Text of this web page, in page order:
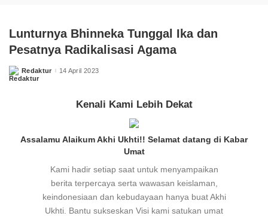
Lunturnya Bhinneka Tunggal Ika dan
Pesatnya Radikalisasi Agama
Posted
by
Redaktur 14 April 2023
Kenali Kami Lebih Dekat
Assalamu Alaikum Akhi Ukhti!! Selamat datang di Kabar
Umat
Kami hadir setiap saat untuk menyampaikan
berita terpercaya serta wawasan keislaman,
keindonesiaan dan kebudayaan hanya buat Akhi
Ukhti. Bantu sukseskan Visi kami satukan umat